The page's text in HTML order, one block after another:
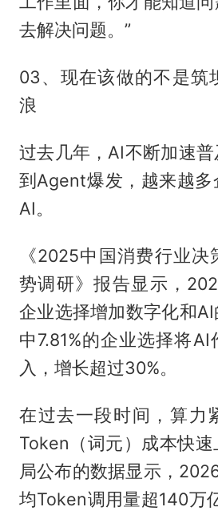
去解决问题。”
03、现在该做的不是筑
浪
过去几年，AI不断加速
到Agent爆发，越来越
AI。
《2025中国消费行业
势调研》报告显示，
企业选择增加数字化和
中7.81%的企业选择将
入，增长超过30%。
在过去一段时间，算力
Token（词元）成本快
局公布的数据显示，
均Token调用量超140万